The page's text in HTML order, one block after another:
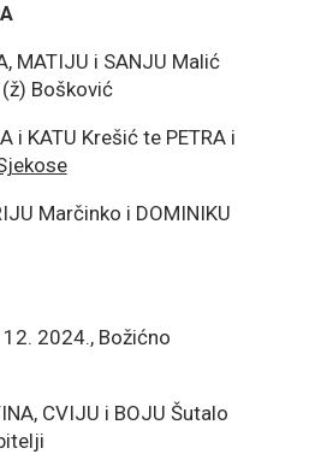
MATIJU i SANJU Malić
Bošković
i KATU Krešić te PETRA i
Marčinko i DOMINIKU
12. 2024., Božićno
CVIJU i BOJU Šutalo